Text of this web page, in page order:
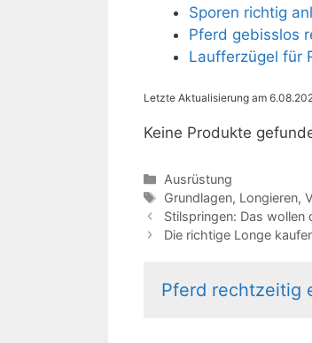
Sporen richtig
Pferd gebisslos
Laufferzügel für
Letzte Aktualisierung am
Keine Produkte
Kategorien
Ausrüstung
Schlagwörter
Grundlagen, Longieren,
Stilspringen: Das wollen
Die richtige Longe
Pferd rechtzeitig